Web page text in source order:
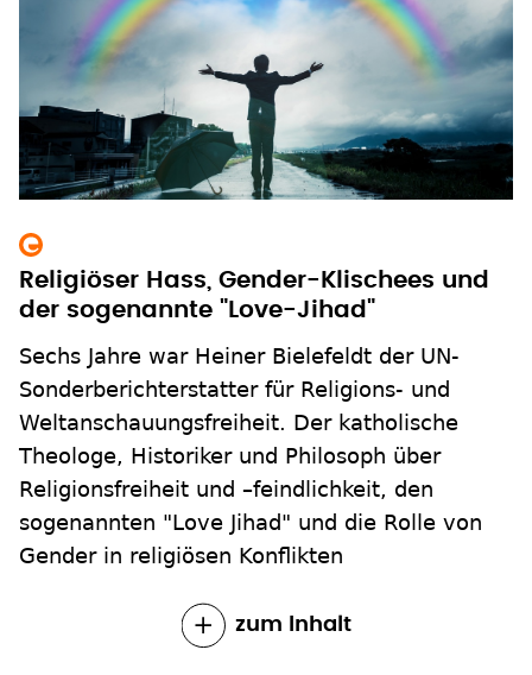
Religiöser Hass, Gender-Klischees und
der sogenannte "Love-Jihad"
Sechs Jahre war Heiner Bielefeldt der UN-
Sonderberichterstatter für Religions- und
Weltanschauungsfreiheit. Der katholische
Theologe, Historiker und Philosoph über
Religionsfreiheit und –feindlichkeit, den
sogenannten "Love Jihad" und die Rolle von
Gender in religiösen Konflikten
zum Inhalt